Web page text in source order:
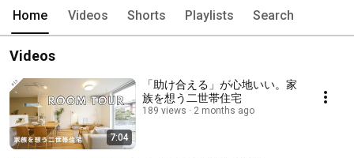
Home Videos Shorts Playlists Search
Videos
7:04
「助け合える」が心地いい。家
族を想う二世帯住宅
189 views 2 months ago